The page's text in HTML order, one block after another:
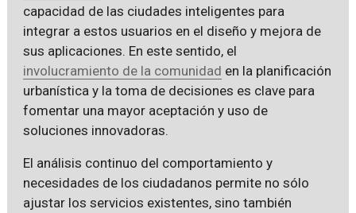
capacidad de las ciudades inteligentes para
integrar a estos usuarios en el diseño y mejora de
sus aplicaciones. En este sentido, el
involucramiento de la comunidad en la planificación
urbanística y la toma de decisiones es clave para
fomentar una mayor aceptación y uso de
soluciones innovadoras.
El análisis continuo del comportamiento y
necesidades de los ciudadanos permite no sólo
ajustar los servicios existentes, sino también